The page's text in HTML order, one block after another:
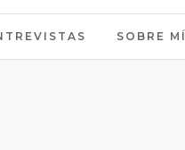
SOBRE MÍ